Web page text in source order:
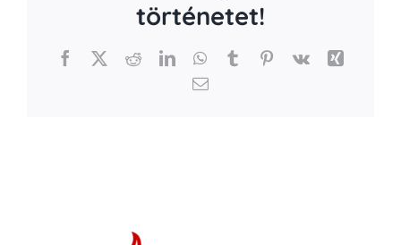
történetet!
Facebook RedditLinkedInWhatsApp
TumblrPinterest
Vk
Xing
Email